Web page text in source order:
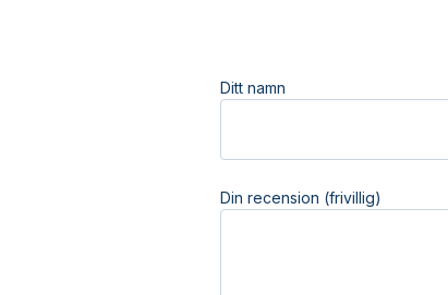
Ditt namn
Din recension (frivillig)